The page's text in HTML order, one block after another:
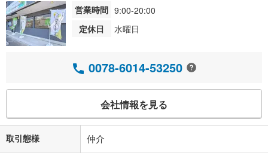
営業時間 9:00-20:00
定休日
水曜日
0078-6014-53250
会社情報を見る
取引態様 仲介